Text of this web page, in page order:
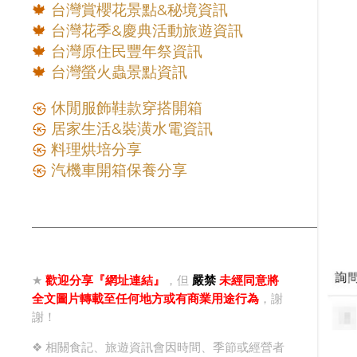
9月 8
8月 5
7月 11
6月 19
5月 18
4月 7
12月 22
11月
10月 15
🍁 台灣賞櫻花景點&秘境資訊
🍁 台灣花季&慶典活動旅遊資訊
🍁 台灣原住民豐年祭資訊
🍁 台灣螢火蟲景點資訊
㉿ 休閒服飾鞋款穿搭開箱
㉿ 居家生活&裝潢水電資訊
㉿ 料理烘培分享
㉿ 汽機車開箱保養分享
★ 歡迎分享『網址連結』 ，但 嚴禁 未經同意將
全文圖片轉載至任何地方或有商業用途行為 ，謝
謝！
❖ 相關食記、旅遊資訊會因時間、季節或經營者